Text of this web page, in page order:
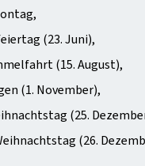
(23. Juni),
(15. August),
(1. November),
(25.
(26.